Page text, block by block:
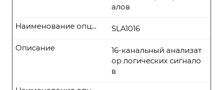
алов
SLA1016
Наименование опции
16-канальный анализат
ор логических сигнало
в
Описание